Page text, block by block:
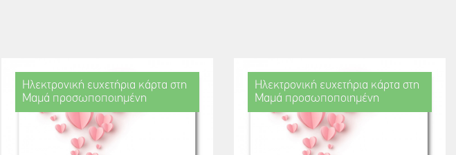
Ηλεκτρονική ευχετήρια κάρτα στη
Μαμά προσωποποιημένη
Ηλεκτρονική ευχετήρια κάρτα στη
Μαμά προσωποποιημένη